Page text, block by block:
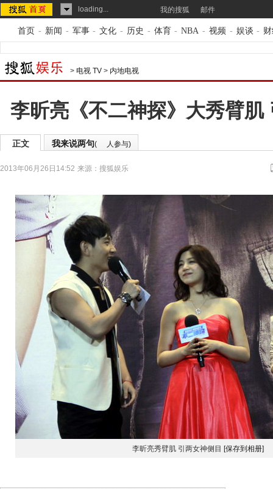
loading... 我的搜狐 邮件
首页 - 新闻 - 军事 - 文化 - 历史 - 体育 - NBA - 视频 - 娱谈 -
> 电视 TV > 内地电视
李昕亮《不二神探》大秀臂肌
正文 我来说两句( 人参与)
2013年06月26日14:52 来源： 搜狐娱乐
李昕亮秀臂肌 引两女神侧目 [保存到相册]